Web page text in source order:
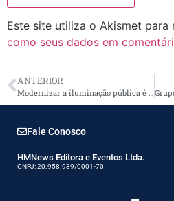
Este site utiliza o Akismet para
como seus dados em
ANTERIOR
Fale Conosco
HMNews Editora e Eventos Ltda.
CNPJ: 20.958.939/0001-70